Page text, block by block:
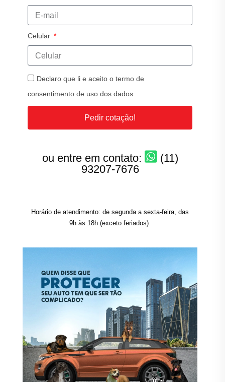
Celular
Declaro que li e aceito o termo de
consentimento de uso dos dados
Pedir cotação!
ou entre em contato:
(11)
93207-7676
Horário de atendimento: de segunda a sexta-feira, das
9h às 18h (exceto feriados).